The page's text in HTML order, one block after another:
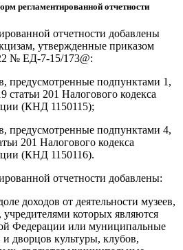
регламентированной отчетности
отчетности добавлены
утвержденные приказом
№ ЕД-7-15/173@:
предусмотренные подпунктами 1,
статьи 201 Налогового кодекса
(КНД 1150115);
предусмотренные подпунктами 4,
201 Налогового кодекса
(КНД 1150116).
отчетности добавлены:
доходов от деятельности музеев,
учредителями которых являются
Федерации или муниципальные
дворцов культуры, клубов,